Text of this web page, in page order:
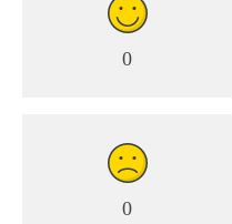
0
0